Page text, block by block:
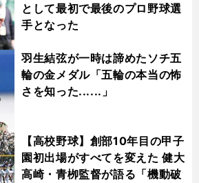
として最初で最後のプロ野球選
手となった
羽生結弦が一時は諦めたソチ五
輪の金メダル「五輪の本当の怖
さを知った......」
【高校野球】創部10年目の甲子
園初出場がすべてを変えた 健大
高崎・青栁監督が語る「機動破